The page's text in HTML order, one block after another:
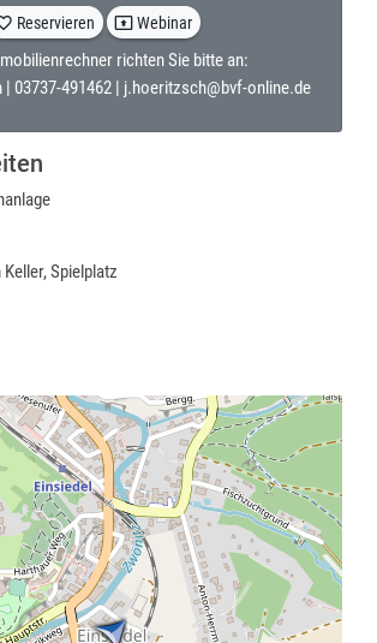
Reservieren present_to_allWebinar
richten Sie bitte an:
| 03737-491462 | j.hoeritzsch@bvf-online.de
Spielplatz